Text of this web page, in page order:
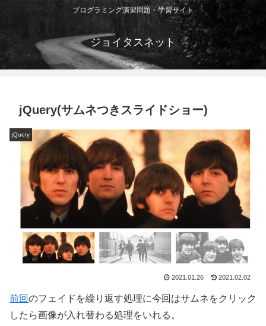
プログラミング演習問題・学習サイト
ジョイタスネット
jQuery(サムネつきスライドショー)
jQuery
2021.01.26 2021.02.02
前回のフェイドを繰り返す処理に今回はサムネをクリック
したら画像が入れ替わる処理をいれる。